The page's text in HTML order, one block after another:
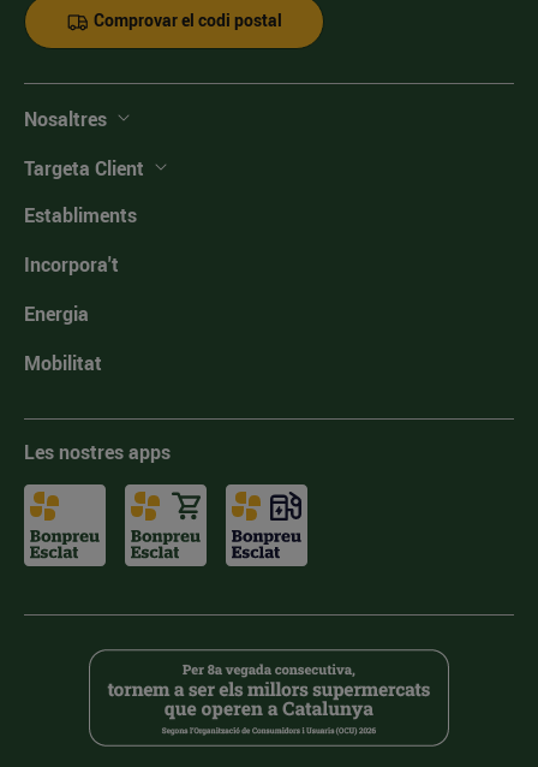
Comprovar el codi postal
Nosaltres
Targeta Client
Establiments
Incorpora't
Energia
Mobilitat
Les nostres apps